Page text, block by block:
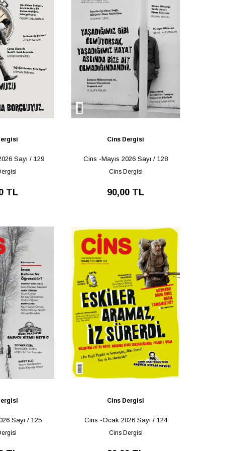
Sayı / 129
TL
Cins Dergisi
Cins -Mayıs 2026 Sayı / 128
Cins Dergisi
90,00 TL
Sayı / 125
Cins Dergisi
Cins -Ocak 2026 Sayı / 124
Cins Dergisi